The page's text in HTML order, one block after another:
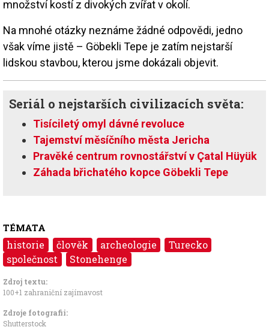
množství kostí z divokých zvířat v okolí.
Na mnohé otázky neznáme žádné odpovědi, jedno
však víme jistě – Göbekli Tepe je zatím nejstarší
lidskou stavbou, kterou jsme dokázali objevit.
Seriál o nejstarších civilizacích světa:
Tisíciletý omyl dávné revoluce
Tajemství měsíčního města Jericha
Pravěké centrum rovnostářství v Çatal Hüyük
Záhada břichatého kopce Göbekli Tepe
TÉMATA
historie člověk archeologie
Turecko
společnost
Stonehenge
Zdroj textu:
100+1 zahraniční zajímavost
Zdroje fotografii:
Shutterstock